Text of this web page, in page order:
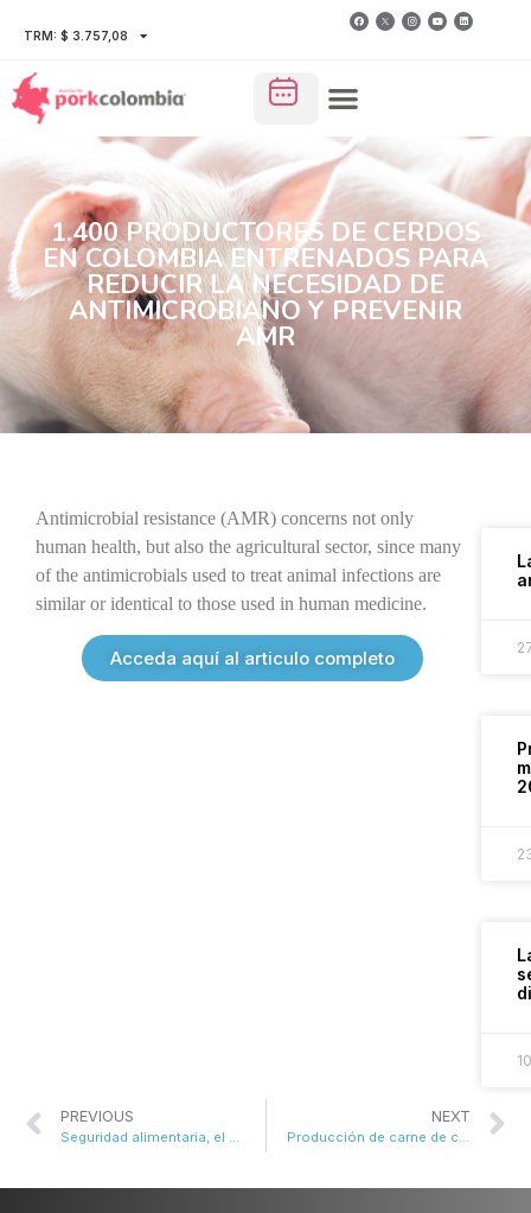
TRM: $ 3.757,08
1.400 PRODUCTORES DE CERDOS
EN COLOMBIA ENTRENADOS PARA
REDUCIR LA NECESIDAD DE
ANTIMICROBIANO Y PREVENIR
AMR
Antimicrobial resistance (AMR) concerns not only
human health, but also the agricultural sector, since many
of the antimicrobials used to treat animal infections are
similar or identical to those used in human medicine.
Acceda aquí al articulo completo
PREVIOUS
Seguridad alimentaria, el enfoque correcto
NEXT
Producción de carne de cerdo alcanzó cifras récord y llegó a 560.000 toneladas en 2022